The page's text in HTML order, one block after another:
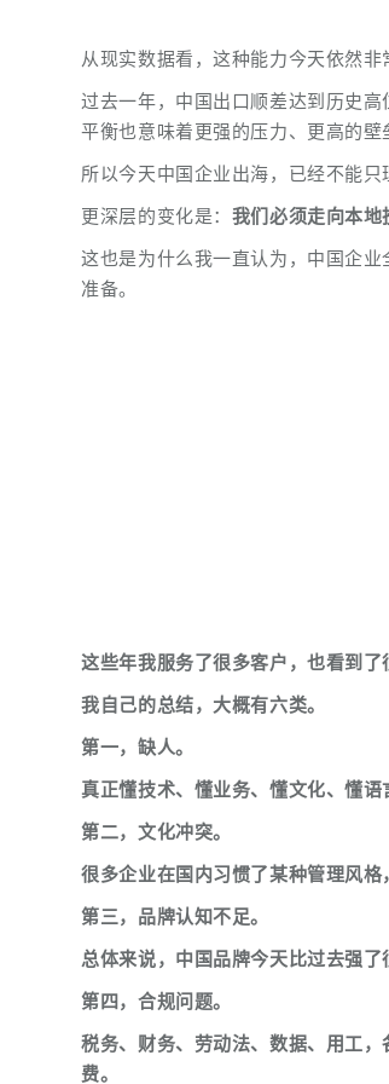
从现实数据看，这种能力今天依然非
过去一年，中国出口顺差达到历史
平衡也意味着更强的压力、更高的壁
所以今天中国企业出海，已经不能只
更深层的变化是： 我们必须走向本地
这也是为什么我一直认为，中国企
准备。
这些年我服务了很多客户，也看到了
我自己的总结，大概有六类。
第一，缺人。
真正懂技术、懂业务、懂文化、懂
第二，文化冲突。
很多企业在国内习惯了某种管理风
第三，品牌认知不足。
总体来说，中国品牌今天比过去强
第四，合规问题。
税务、财务、劳动法、数据、用工
费。